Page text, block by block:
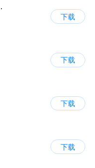
下载
下载
下载
下载